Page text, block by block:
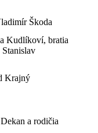
Škoda
Kudlíkoví, bratia
Krajný
a rodičia